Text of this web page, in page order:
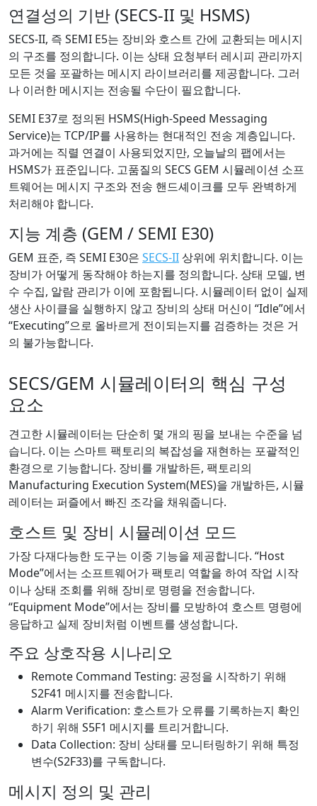
연결성의 기반 (SECS-II 및 HSMS)
SECS-II, 즉 SEMI E5는 장비와 호스트 간에 교환되는 메시지
의 구조를 정의합니다. 이는 상태 요청부터 레시피 관리까지
모든 것을 포괄하는 메시지 라이브러리를 제공합니다. 그러
나 이러한 메시지는 전송될 수단이 필요합니다.
SEMI E37로 정의된 HSMS(High-Speed Messaging
Service)는 TCP/IP를 사용하는 현대적인 전송 계층입니다.
과거에는 직렬 연결이 사용되었지만, 오늘날의 팹에서는
HSMS가 표준입니다. 고품질의 SECS GEM 시뮬레이션 소프
트웨어는 메시지 구조와 전송 핸드셰이크를 모두 완벽하게
처리해야 합니다.
지능 계층 (GEM / SEMI E30)
GEM 표준, 즉 SEMI E30은 SECS-II상위에 위치합니다. 이는
장비가 어떻게 동작해야 하는지를 정의합니다. 상태 모델, 변
수 수집, 알람 관리가 이에 포함됩니다. 시뮬레이터 없이 실제
생산 사이클을 실행하지 않고 장비의 상태 머신이 “Idle”에서
“Executing”으로 올바르게 전이되는지를 검증하는 것은 거
의 불가능합니다.
SECS/GEM 시뮬레이터의 핵심 구성
요소
견고한 시뮬레이터는 단순히 몇 개의 핑을 보내는 수준을 넘
습니다. 이는 스마트 팩토리의 복잡성을 재현하는 포괄적인
환경으로 기능합니다. 장비를 개발하든, 팩토리의
Manufacturing Execution System(MES)을 개발하든, 시뮬
레이터는 퍼즐에서 빠진 조각을 채워줍니다.
호스트 및 장비 시뮬레이션 모드
가장 다재다능한 도구는 이중 기능을 제공합니다. “Host
Mode”에서는 소프트웨어가 팩토리 역할을 하여 작업 시작
이나 상태 조회를 위해 장비로 명령을 전송합니다.
“Equipment Mode”에서는 장비를 모방하여 호스트 명령에
응답하고 실제 장비처럼 이벤트를 생성합니다.
주요 상호작용 시나리오
Remote Command Testing: 공정을 시작하기 위해
S2F41 메시지를 전송합니다.
Alarm Verification: 호스트가 오류를 기록하는지 확인
하기 위해 S5F1 메시지를 트리거합니다.
Data Collection: 장비 상태를 모니터링하기 위해 특정
변수(S2F33)를 구독합니다.
메시지 정의 및 관리